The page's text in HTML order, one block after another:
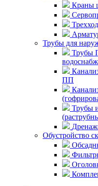
Краны
Трубы для
Трубы
ПП
Трубы
Обустройство